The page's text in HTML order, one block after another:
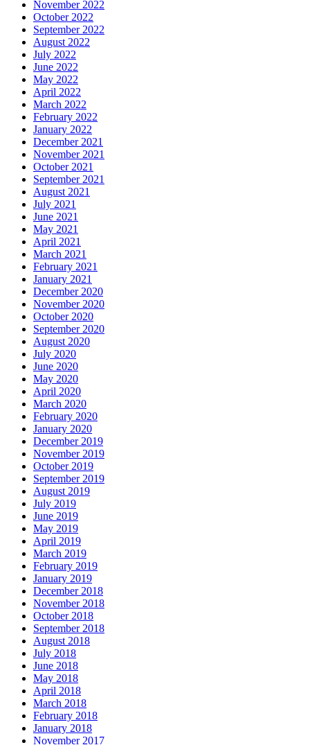
November 2022
October 2022
September 2022
August 2022
July 2022
June 2022
May 2022
April 2022
March 2022
February 2022
January 2022
December 2021
November 2021
October 2021
September 2021
August 2021
July 2021
June 2021
May 2021
April 2021
March 2021
February 2021
January 2021
December 2020
November 2020
October 2020
September 2020
August 2020
July 2020
June 2020
May 2020
April 2020
March 2020
February 2020
January 2020
December 2019
November 2019
October 2019
September 2019
August 2019
July 2019
June 2019
May 2019
April 2019
March 2019
February 2019
January 2019
December 2018
November 2018
October 2018
September 2018
August 2018
July 2018
June 2018
May 2018
April 2018
March 2018
February 2018
January 2018
November 2017